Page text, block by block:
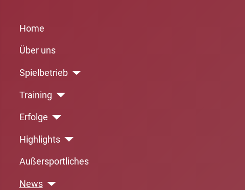
Home
Über uns
Spielbetrieb
Training
Erfolge
Highlights
Außersportliches
News